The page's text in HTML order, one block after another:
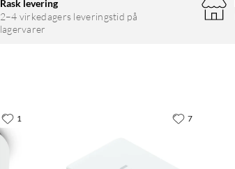
Rask levering
2–4 virkedagers leveringstid på
lagervarer
1 7